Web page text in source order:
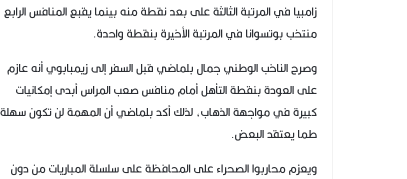
زامبيا في المرتبة الثالثة على بعد نقطة منه بينما يقبع المنافس الرابع
منتخب بوتسوانا في المرتبة الأخيرة بنقطة واحدة.
وصرح الناخب الوطني جمال بلماضي قبل السفر إلى زيمبابوي أنه عازم
على العودة بنقطة التأهل أمام منافس صعب المراس أبدى إمكانيات
كبيرة في مواجهة الذهاب، لذلك أكد بلماضي أن المهمة لن تكون سهلة
طما يعتقد البعض.
ويعزم محاربوا الصحراء على المحافظة على سلسلة المباريات من دون